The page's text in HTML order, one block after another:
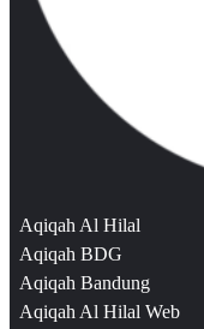
Aqiqah Al Hilal
Aqiqah BDG
Aqiqah Bandung
Aqiqah Al Hilal Web